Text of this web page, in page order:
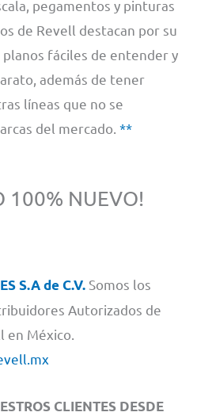
pegamentos y pinturas
de Revell destacan por su
fáciles de entender y
además de tener
líneas que no se
del mercado. **
100% NUEVO!
S.A de C.V. Somos los
Autorizados de
en México.
CLIENTES DESDE